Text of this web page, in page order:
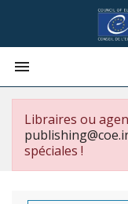

Libraires ou
spéciales !